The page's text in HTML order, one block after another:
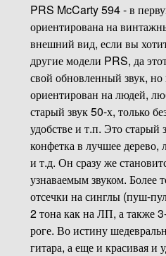
PRS McCarty 594 - в
ориентирована на
внешний вид, если вы
другие модели PRS, да
свой обновленный звук,
ориентирован на людей,
старый звук 50-х, только
удобстве и т.п. Это старый
конфетка в лучшее
и т.д. Он сразу же
узнаваемым звуком. Более
отсечки на синглы (пуш-
2 тона как на ЛП, а также
роге. Во истину
гитара, а еще и красивая и